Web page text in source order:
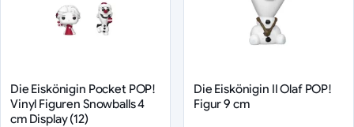
Die Eiskönigin Pocket POP!
Vinyl Figuren Snowballs 4
cm Display (12)
Die Eiskönigin II Olaf POP!
Figur 9 cm